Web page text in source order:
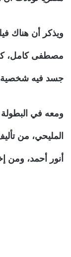
مصطفى كامل،
جسد فيه شخصية
ومعه في
المليحي، من
أنور أحمد، ومن